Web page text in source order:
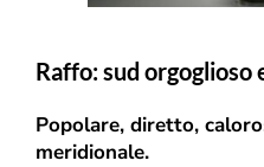
Raffo: sud orgoglioso
Popolare, diretto,
meridionale.